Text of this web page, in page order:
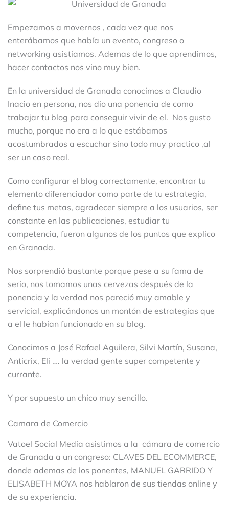
Empezamos a movernos , cada vez que nos
enterábamos que había un evento, congreso o
networking asistíamos. Ademas de lo que aprendimos,
hacer contactos nos vino muy bien.
En la universidad de Granada conocimos a Claudio
Inacio en persona, nos dio una ponencia de como
trabajar tu blog para conseguir vivir de el. Nos gusto
mucho, porque no era a lo que estábamos
acostumbrados a escuchar sino todo muy practico ,al
ser un caso real.
Como configurar el blog correctamente, encontrar tu
elemento diferenciador como parte de tu estrategia,
define tus metas, agradecer siempre a los usuarios, ser
constante en las publicaciones, estudiar tu
competencia, fueron algunos de los puntos que explico
en Granada.
Nos sorprendió bastante porque pese a su fama de
serio, nos tomamos unas cervezas después de la
ponencia y la verdad nos pareció muy amable y
servicial, explicándonos un montón de estrategias que
a el le habían funcionado en su blog.
Conocimos a José Rafael Aguilera, Silvi Martín, Susana,
Anticrix, Eli …. la verdad gente super competente y
currante.
Y por supuesto un chico muy sencillo.
Camara de Comercio
Vatoel Social Media asistimos a la cámara de comercio
de Granada a un congreso: CLAVES DEL ECOMMERCE,
donde ademas de los ponentes, MANUEL GARRIDO Y
ELISABETH MOYA nos hablaron de sus tiendas online y
de su experiencia.